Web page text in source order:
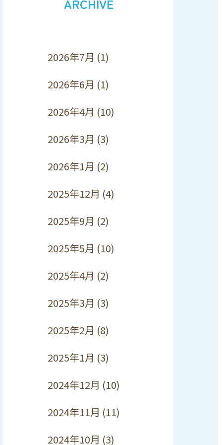
ARCHIVE
2026年7月 (1)
2026年6月 (1)
2026年4月 (10)
2026年3月 (3)
2026年1月 (2)
2025年12月 (4)
2025年9月 (2)
2025年5月 (10)
2025年4月 (2)
2025年3月 (3)
2025年2月 (8)
2025年1月 (3)
2024年12月 (10)
2024年11月 (11)
2024年10月 (3)